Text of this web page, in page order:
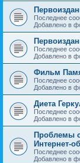
Последнее
Добавлено в
Последнее
Добавлено в
Фильм
Последнее
Добавлено в
Диета
Последнее
Добавлено в
Проблемы
Интернет-
Последнее
Добавлено в